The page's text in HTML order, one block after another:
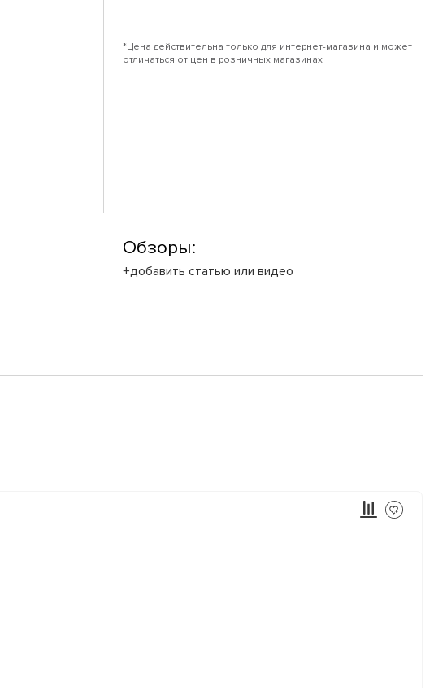
*Цена действительна только для интернет-магазина и может
отличаться от цен в розничных магазинах
Обзоры:
+добавить статью или видео